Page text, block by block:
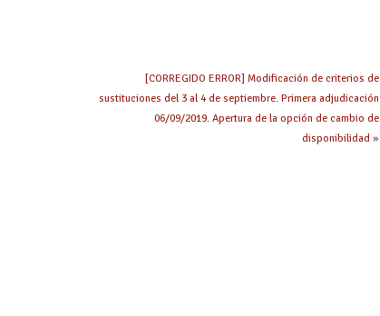
[CORREGIDO ERROR] Modificación de criterios de
sustituciones del 3 al 4 de septiembre. Primera adjudicación
06/09/2019. Apertura de la opción de cambio de
disponibilidad »